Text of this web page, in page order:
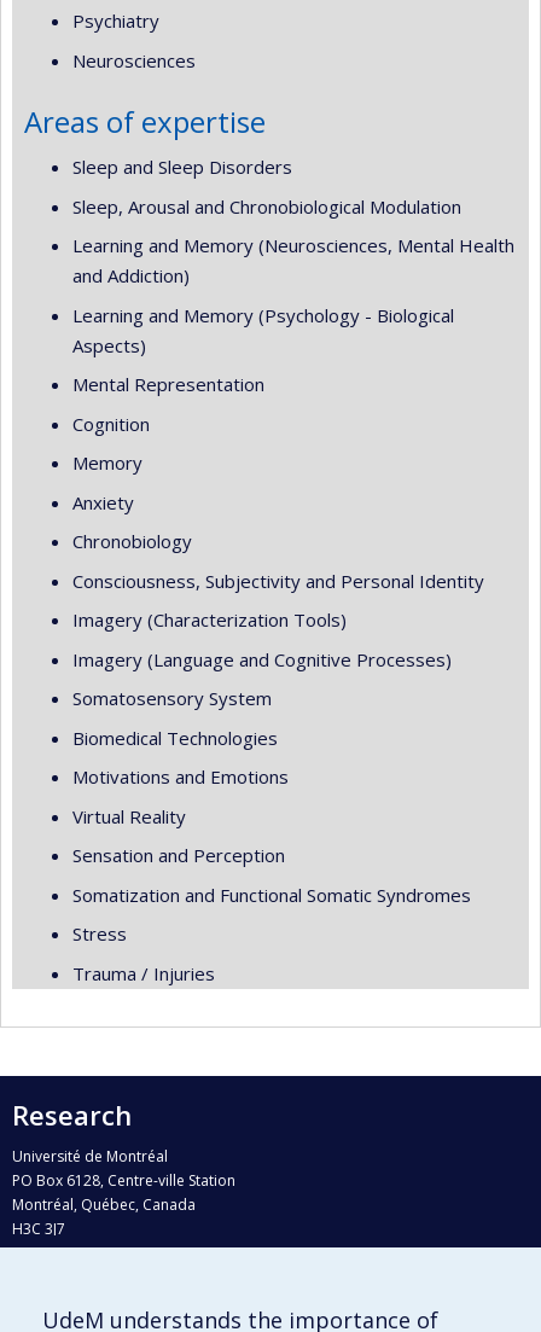
Psychiatry
Neurosciences
Areas of expertise
Sleep and Sleep Disorders
Sleep, Arousal and Chronobiological Modulation
Learning and Memory (Neurosciences, Mental Health
and Addiction)
Learning and Memory (Psychology - Biological
Aspects)
Mental Representation
Cognition
Memory
Anxiety
Chronobiology
Consciousness, Subjectivity and Personal Identity
Imagery (Characterization Tools)
Imagery (Language and Cognitive Processes)
Somatosensory System
Biomedical Technologies
Motivations and Emotions
Virtual Reality
Sensation and Perception
Somatization and Functional Somatic Syndromes
Stress
Trauma / Injuries
Research
Université de Montréal
PO Box 6128, Centre-ville Station
Montréal, Québec, Canada
H3C 3J7
UdeM understands the importance of